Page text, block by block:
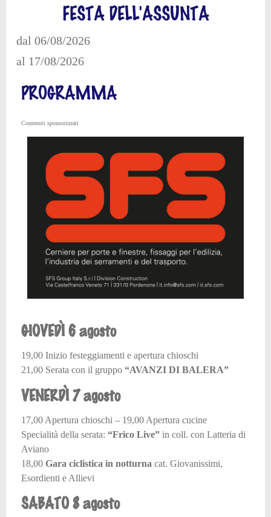
FESTA DELL'ASSUNTA
dal 06/08/2026
al 17/08/2026
PROGRAMMA
Contenuti sponsorizzati
GIOVEDÌ 6 agosto
19,00 Inizio festeggiamenti e apertura chioschi
21,00 Serata con il gruppo “AVANZI DI BALERA”
VENERDÌ 7 agosto
17,00 Apertura chioschi – 19,00 Apertura cucine
Specialità della serata: “Frico Live” in coll. con Latteria di
Aviano
18,00 Gara ciclistica in notturna cat. Giovanissimi,
Esordienti e Allievi
SABATO 8 agosto